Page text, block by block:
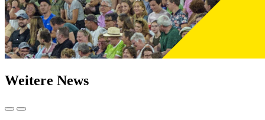
Weitere News